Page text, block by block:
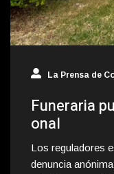
La Prensa de
Funeraria
onal
Los reguladores
denuncia